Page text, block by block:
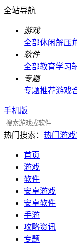
全站导航
游戏
全部休闲解压
软件
全部教育学习
专题
专题推荐游戏
手机版
热门搜索： 热门游戏
首页
游戏
软件
安卓游戏
安卓软件
手游
攻略资讯
专题